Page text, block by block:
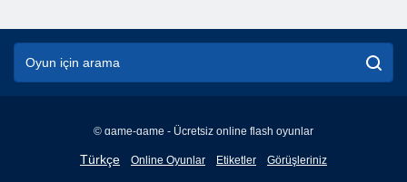
© game-game - Ücretsiz online flash oyunlar
Türkçe
English
Online Oyunlar Etiketler Görüşleriniz